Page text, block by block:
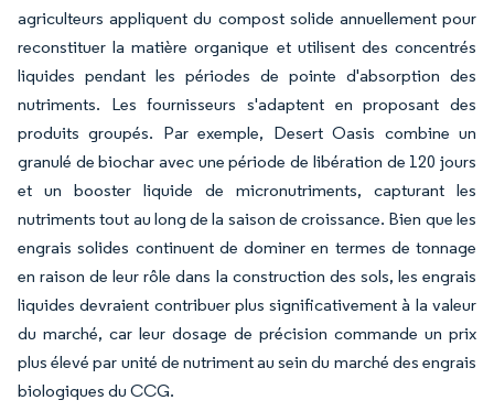
agriculteurs appliquent du compost solide annuellement pour
reconstituer la matière organique et utilisent des concentrés
liquides pendant les périodes de pointe d'absorption des
nutriments. Les fournisseurs s'adaptent en proposant des
produits groupés. Par exemple, Desert Oasis combine un
granulé de biochar avec une période de libération de 120 jours
et un booster liquide de micronutriments, capturant les
nutriments tout au long de la saison de croissance. Bien que les
engrais solides continuent de dominer en termes de tonnage
en raison de leur rôle dans la construction des sols, les engrais
liquides devraient contribuer plus significativement à la valeur
du marché, car leur dosage de précision commande un prix
plus élevé par unité de nutriment au sein du marché des engrais
biologiques du CCG.